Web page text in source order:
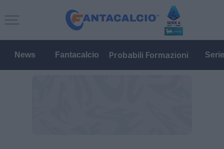
News Fantacalcio Probabili Formazioni